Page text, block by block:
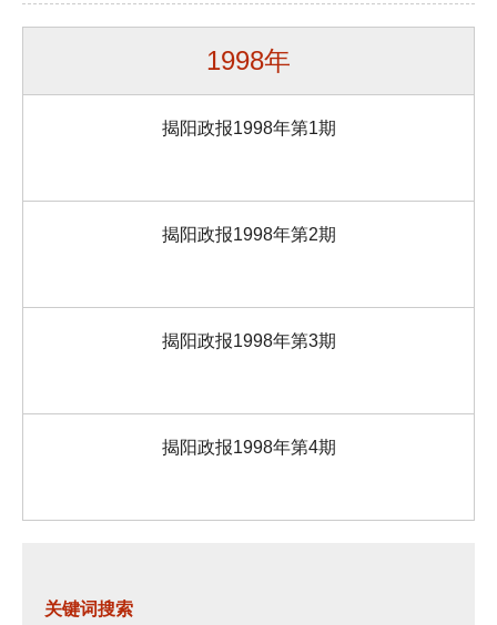
1998年
揭阳政报1998年第1期
揭阳政报1998年第2期
揭阳政报1998年第3期
揭阳政报1998年第4期
关键词搜索